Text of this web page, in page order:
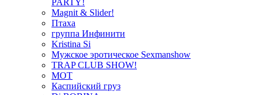
PARTY!
Magnit & Slider!
Птаха
группа Инфинити
Kristina Si
Мужское эротическое Sexmanshow
TRAP CLUB SHOW!
МОТ
Каспийский груз